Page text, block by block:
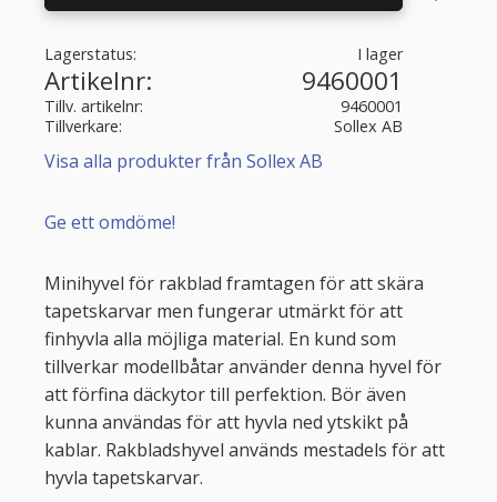
Lagerstatus I lager
Artikelnr 9460001
Tillv. artikelnr
9460001
Tillverkare
Sollex AB
Visa alla produkter från Sollex AB
Ge ett omdöme!
Minihyvel för rakblad framtagen för att skära
tapetskarvar men fungerar utmärkt för att
finhyvla alla möjliga material. En kund som
tillverkar modellbåtar använder denna hyvel för
att förfina däckytor till perfektion. Bör även
kunna användas för att hyvla ned ytskikt på
kablar. Rakbladshyvel används mestadels för att
hyvla tapetskarvar.